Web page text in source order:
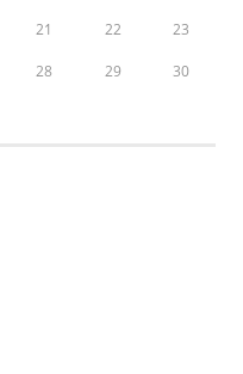
21 22 23
28 29 30